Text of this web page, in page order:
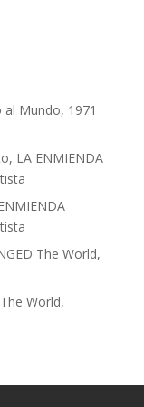
al Mundo, 1971
LA ENMIENDA
The World,
World,